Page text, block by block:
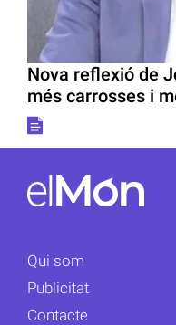
Nova reflexió de
més carrosses i
Qui som
Publicitat
Contacte